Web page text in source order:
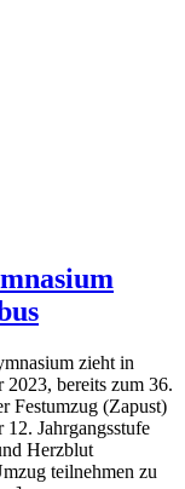
zieht in
2023, bereits zum 36.
Festumzug (Zapust)
Jahrgangsstufe
Herzblut
teilnehmen zu